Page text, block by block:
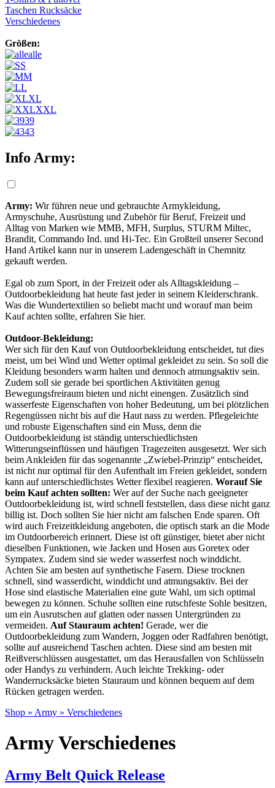
Taschen Rucksäcke
Verschiedenes
Größen:
alle
S
M
L
XL
XXL
39
43
Info Army:
Army: Wir führen neue und gebrauchte Armykleidung,
Armyschuhe, Ausrüstung und Zubehör für Beruf, Freizeit und
Alltag von Marken wie MMB, MFH, Surplus, STURM Miltec,
Brandit, Commando Ind. und Hi-Tec. Ein Großteil unserer Second
Hand Artikel kann nur in unserem Ladengeschäft in Chemnitz
gekauft werden.
Egal ob zum Sport, in der Freizeit oder als Alltagskleidung –
Outdoorbekleidung hat heute fast jeder in seinem Kleiderschrank.
Was die Wundertextilien so beliebt macht und worauf man beim
Kauf achten sollte, erfahren Sie hier.
Outdoor-Bekleidung:
Wer sich für den Kauf von Outdoorbekleidung entscheidet, tut dies
meist, um bei Wind und Wetter optimal gekleidet zu sein. So soll die
Kleidung besonders warm halten und dennoch atmungsaktiv sein.
Zudem soll sie gerade bei sportlichen Aktivitäten genug
Bewegungsfreiraum bieten und nicht einengen. Zusätzlich sind
wasserfeste Eigenschaften von hoher Bedeutung, um bei plötzlichen
Regengüssen nicht bis auf die Haut nass zu werden. Pflegeleichte
und robuste Eigenschaften sind ein Muss, denn die
Outdoorbekleidung ist ständig unterschiedlichsten
Witterungseinflüssen und häufigen Tragezeiten ausgesetzt. Wer sich
beim Ankleiden für das sogenannte „Zwiebel-Prinzip“ entscheidet,
ist nicht nur optimal für den Aufenthalt im Freien gekleidet, sondern
kann auf unterschiedlichstes Wetter flexibel reagieren. Worauf Sie
beim Kauf achten sollten: Wer auf der Suche nach geeigneter
Outdoorbekleidung ist, wird schnell feststellen, dass diese nicht ganz
billig ist. Doch sollten Sie hier nicht am falschen Ende sparen. Oft
wird auch Freizeitkleidung angeboten, die optisch stark an die Mode
im Outdoorbereich erinnert. Diese ist oft günstiger, bietet aber nicht
dieselben Funktionen, wie Jacken und Hosen aus Goretex oder
Sympatex. Zudem sind sie weder wasserfest noch winddicht.
Achten Sie am besten auf synthetische Fasern. Diese trocknen
schnell, sind wasserdicht, winddicht und atmungsaktiv. Bei der
Hose sind elastische Materialien eine gute Wahl, um sich optimal
bewegen zu können. Schuhe sollten eine rutschfeste Sohle besitzen,
um ein Ausrutschen auf glatten oder nassen Untergründen zu
vermeiden. Auf Stauraum achten! Gerade, wer die
Outdoorbekleidung zum Wandern, Joggen oder Radfahren benötigt,
sollte auf ausreichend Taschen achten. Diese sind am besten mit
Reißverschlüssen ausgestattet, um das Herausfallen von Schlüsseln
oder Handys zu verhindern. Auch leichte Trekking- oder
Wanderrucksäcke bieten Stauraum und können bequem auf dem
Rücken getragen werden.
Shop » Army » Verschiedenes
Army Verschiedenes
Army Belt Quick Release